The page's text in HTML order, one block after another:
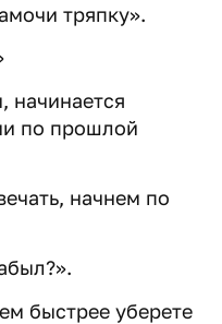
тряпку».
начинается
по прошлой
начнем по
быстрее уберете